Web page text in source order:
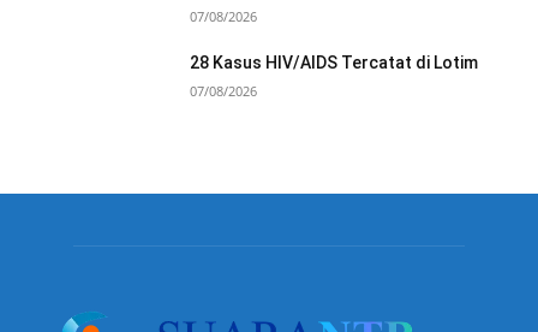
07/08/2026
28 Kasus HIV/AIDS Tercatat di Lotim
07/08/2026